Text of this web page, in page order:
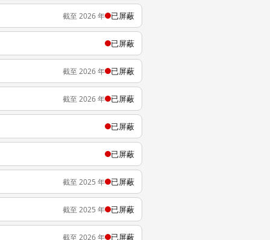
截至 2026 年 已屏蔽
已屏蔽
截至 2026 年 已屏蔽
截至 2026 年 已屏蔽
已屏蔽
已屏蔽
截至 2025 年 已屏蔽
截至 2025 年 已屏蔽
截至 2026 年 已屏蔽